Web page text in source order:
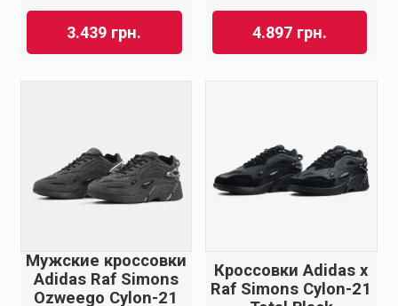
3.439 грн. 4.897 грн.
Мужские кроссовки
Adidas Raf Simons
Ozweego Cylon-21
Кроссовки Adidas x
Raf Simons Cylon-21